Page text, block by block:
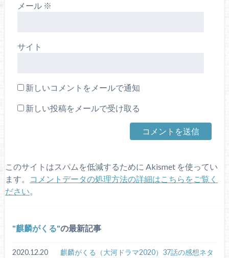
メール ※
サイト
新しいコメントをメールで通知
新しい投稿をメールで受け取る
このサイトはスパムを低減するために Akismet を使ってい
ます。
コメントデータの処理方法の詳細はこちらをご覧く
ださい。
麒麟がくる の最新記事
2020.12.20 麒麟がくる（大河ドラマ2020）37話の感想ネタ